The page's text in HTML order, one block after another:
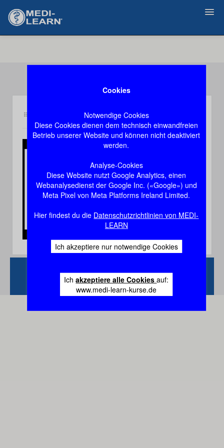
Cookies
Notwendige Cookies
Diese Cookies dienen dem technisch einwandfreien
Betrieb unserer Website und können nicht deaktiviert
werden.
Analyse-Cookies
Diese Website nutzt Google Analytics, einen
Webanalysedienst der Google Inc. («Google») und
Meta Pixel von Meta Platforms Ireland Limited.
Hier findest du die Datenschutzrichtlinien von MEDI-
LEARN
Ich akzeptiere nur notwendige Cookies
Ichakzeptiere alle Cookiesauf:
www.medi-learn-kurse.de
Demozugang, das Video stoppt nach 60 Sekunden
Video
Zurück
Vertrag
widerrufen